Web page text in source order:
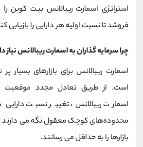
استراتژی اسمارت ریبالانس بیت کوین را
فروشد تا نسبت اولیه هر دارایی را بازیابی
چرا سرمایه گذاران به اسمارت ریبالانس نیاز
اسمارت ریبالانس برای بازارهای بسیار
است. از طریق تعادل مجدد موقعیت
اسمارت ریبالانس، تغییر نسبت
محدوده‌های کوچک معقول نگه می‌ دارند و
بازارها را به حداقل می‌ رسانند.